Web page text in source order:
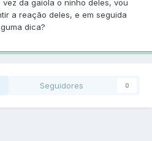
da gaiola o ninho deles, vou
a reação deles, e em seguida
dica?
Seguidores 0